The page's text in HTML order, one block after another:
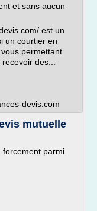
et sans aucun
est un
un courtier en
permettant
des...
devis.com
mutuelle
forcement parmi